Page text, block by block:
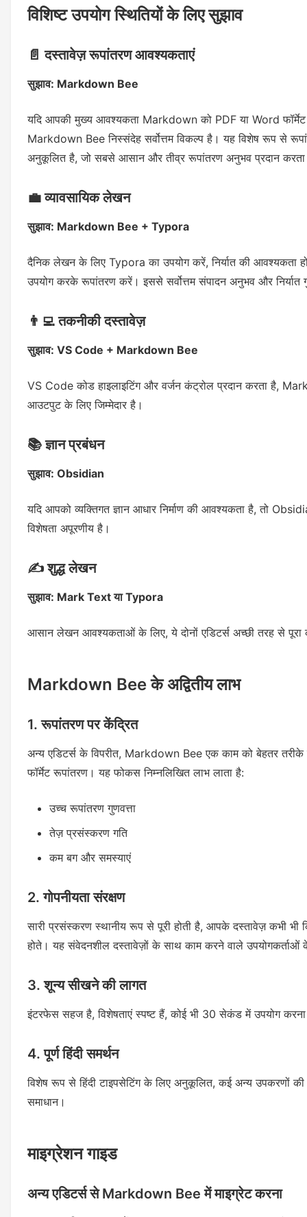
विशिष्ट उपयोग स्थितियों के लिए सुझाव
📄 दस्तावेज़ रूपांतरण आवश्यकताएं
सुझाव: Markdown Bee
यदि आपकी मुख्य आवश्यकता Markdown को PDF या Word फॉर्मेट
Markdown Bee निस्संदेह सर्वोत्तम विकल्प है। यह विशेष रूप से
अनुकूलित है, जो सबसे आसान और तीव्र रूपांतरण अनुभव प्रदान
💼 व्यावसायिक लेखन
सुझाव: Markdown Bee + Typora
दैनिक लेखन के लिए Typora का उपयोग करें, निर्यात की आवश्यकता
उपयोग करके रूपांतरण करें। इससे सर्वोत्तम संपादन अनुभव और निर्यात
👨‍💻 तकनीकी दस्तावेज़
सुझाव: VS Code + Markdown Bee
VS Code कोड हाइलाइटिंग और वर्जन कंट्रोल प्रदान करता है,
आउटपुट के लिए जिम्मेदार है।
📚 ज्ञान प्रबंधन
सुझाव: Obsidian
यदि आपको व्यक्तिगत ज्ञान आधार निर्माण की आवश्यकता है, तो
विशेषता अपूरणीय है।
✍️ शुद्ध लेखन
सुझाव: Mark Text या Typora
आसान लेखन आवश्यकताओं के लिए, ये दोनों एडिटर्स अच्छी तरह से
Markdown Bee के अद्वितीय लाभ
1. रूपांतरण पर केंद्रित
अन्य एडिटर्स के विपरीत, Markdown Bee एक काम को बेहतर
फॉर्मेट रूपांतरण। यह फोकस निम्नलिखित लाभ लाता है:
उच्च रूपांतरण गुणवत्ता
तेज़ प्रसंस्करण गति
कम बग और समस्याएं
2. गोपनीयता संरक्षण
सारी प्रसंस्करण स्थानीय रूप से पूरी होती है, आपके दस्तावेज़ कभी भी
होते। यह संवेदनशील दस्तावेज़ों के साथ काम करने वाले उपयोगकर्ताओं
3. शून्य सीखने की लागत
इंटरफेस सहज है, विशेषताएं स्पष्ट हैं, कोई भी 30 सेकंड में उपयोग
4. पूर्ण हिंदी समर्थन
विशेष रूप से हिंदी टाइपसेटिंग के लिए अनुकूलित, कई अन्य उपकरणों की
समाधान।
माइग्रेशन गाइड
अन्य एडिटर्स से Markdown Bee में माइग्रेट करना